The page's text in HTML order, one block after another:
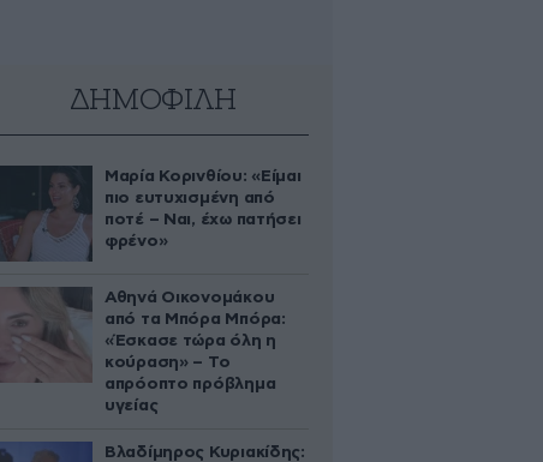
ΔΗΜΟΦΙΛΗ
Μαρία Κορινθίου: «Είμαι
πιο ευτυχισμένη από
ποτέ – Ναι, έχω πατήσει
φρένο»
Αθηνά Οικονομάκου
από τα Μπόρα Μπόρα:
«Έσκασε τώρα όλη η
κούραση» – Το
απρόοπτο πρόβλημα
υγείας
Βλαδίμηρος Κυριακίδης: